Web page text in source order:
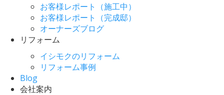
お客様レポート（施工中）
お客様レポート（完成邸）
オーナーズブログ
リフォーム
イシモクのリフォーム
リフォーム事例
Blog
会社案内